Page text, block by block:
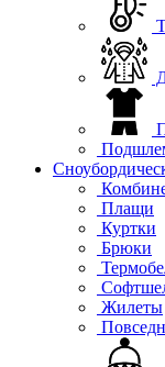
Плащи
Куртки
Брюки
Жилеты